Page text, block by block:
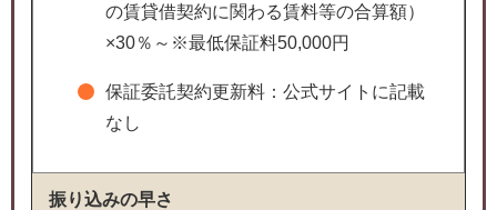
の賃貸借契約に関わる賃料等の合算額）
×30％～※最低保証料50,000円
保証委託契約更新料：公式サイトに記載
なし
振り込みの早さ